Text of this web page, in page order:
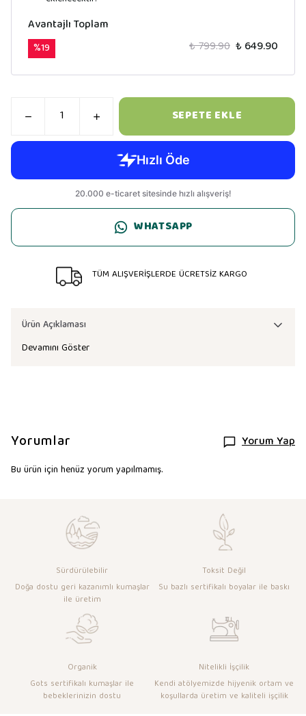
Avantajlı Toplam
%19 ₺ 799.90 ₺ 649.90
SEPETE EKLE
WHATSAPP
TÜM ALIŞVERİŞLERDE ÜCRETSİZ KARGO
Ürün Açıklaması
Devamını Göster
Yorumlar Yorum Yap
Bu ürün için henüz yorum yapılmamış.
Sürdürülebilir
Doğa dostu geri kazanımlı kumaşlar
ile üretim
Toksit Değil
Su bazlı sertifikalı boyalar ile baskı
Organik
Gots sertifikalı kumaşlar ile
bebeklerinizin dostu
Nitelikli İşçilik
Kendi atölyemizde hijyenik ortam ve
koşullarda üretim ve kaliteli işçilik